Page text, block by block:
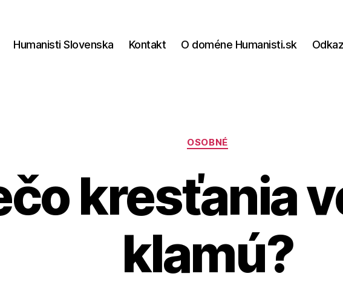
Humanisti Slovenska Kontakt O doméne Humanisti.sk
Kategórie
OSOBNÉ
kresťania
klamú?